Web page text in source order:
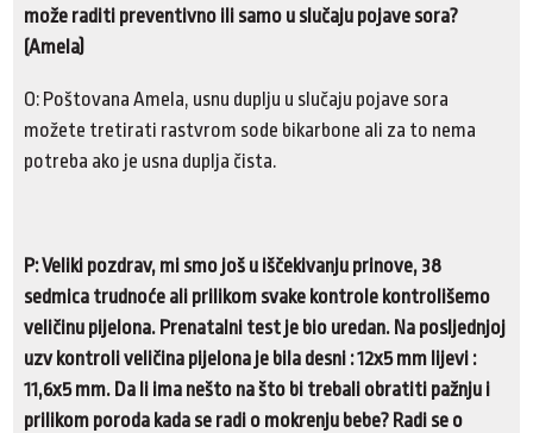
može raditi preventivno ili samo u slučaju pojave sora?
(Amela)
O: Poštovana Amela, usnu duplju u slučaju pojave sora
možete tretirati rastvrom sode bikarbone ali za to nema
potreba ako je usna duplja čista.
P: Veliki pozdrav, mi smo još u iščekivanju prinove, 38
sedmica trudnoće ali prilikom svake kontrole kontrolišemo
veličinu pijelona. Prenatalni test je bio uredan. Na posljednjoj
uzv kontroli veličina pijelona je bila desni : 12x5 mm lijevi :
11,6x5 mm. Da li ima nešto na što bi trebali obratiti pažnju i
prilikom poroda kada se radi o mokrenju bebe? Radi se o